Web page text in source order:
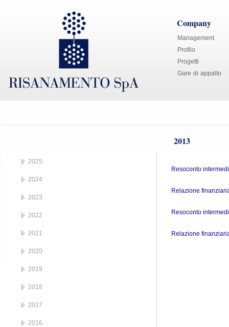
Company
Management
Profilo
Progetti
Gare di appalto
2013
Resoconto
Relazione
Resoconto
Relazione
2025
2024
2023
2022
2021
2020
2019
2018
2017
2016